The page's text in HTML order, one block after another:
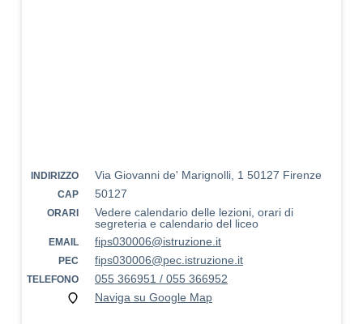
INDIRIZZO Via Giovanni de' Marignolli, 1 50127 Firenze
CAP 50127
ORARI
Vedere calendario delle lezioni, orari di
segreteria e calendario del liceo
EMAIL fips030006@istruzione.it
PEC fips030006@pec.istruzione.it
TELEFONO
055 366951 / 055 366952
Naviga su Google Map